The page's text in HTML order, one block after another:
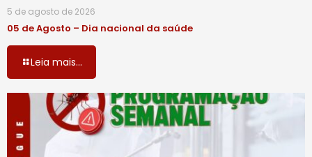
5 de agosto de 2026
05 de Agosto – Dia nacional da saúde
Leia mais...